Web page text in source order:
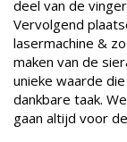
deel van de
Vervolgend
lasermachine &
maken van de
unieke waarde
dankbare taak.
gaan altijd voor